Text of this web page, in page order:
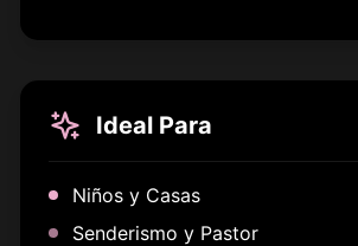
Ideal Para
Niños y Casas
Senderismo y Pastor